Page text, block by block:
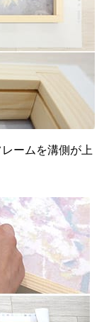
ームを溝側が上